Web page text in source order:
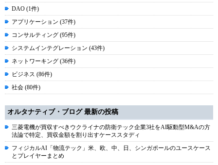
DAO (1件)
アプリケーション (37件)
コンサルティング (95件)
システムインテグレーション (43件)
ネットワーキング (36件)
ビジネス (86件)
社会 (80件)
オルタナティブ・ブログ 最新の投稿
三菱電機が買収すべきウクライナの防衛テック企業3社をAI駆動型M&Aの方
法論で特定、買収金額を割り出すケーススタディ
フィジカルAI「物流テック」米、欧、中、日、シンガポールのユースケース
とプレイヤーまとめ